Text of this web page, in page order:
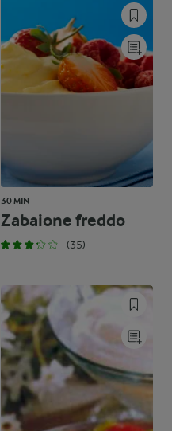
30 MIN
Zabaione freddo
(35)